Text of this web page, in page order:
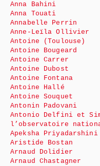
Anna Bahini
Anna Touati
Annabelle Perrin
Anne-Leïla Ollivier
Antoine (Toulouse)
Antoine Bougeard
Antoine Carrer
Antoine Dubost
Antoine Fontana
Antoine Hallé
Antoine Souquet
Antonin Padovani
Antonio Delfini et
l’observatoire
Apeksha Priyadarshini
Aristide Bostan
Arnaud Dolidier
Arnaud Chastagner